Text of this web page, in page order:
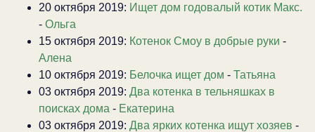
20 октября 2019: Ищет дом годовалый котик Макс.
- Ольга
15 октября 2019: Котенок Смоу в добрые руки -
Алена
10 октября 2019: Белочка ищет дом - Татьяна
03 октября 2019: Два котенка в тельняшках в
поисках дома - Екатерина
03 октября 2019: Два ярких котенка ищут хозяев -